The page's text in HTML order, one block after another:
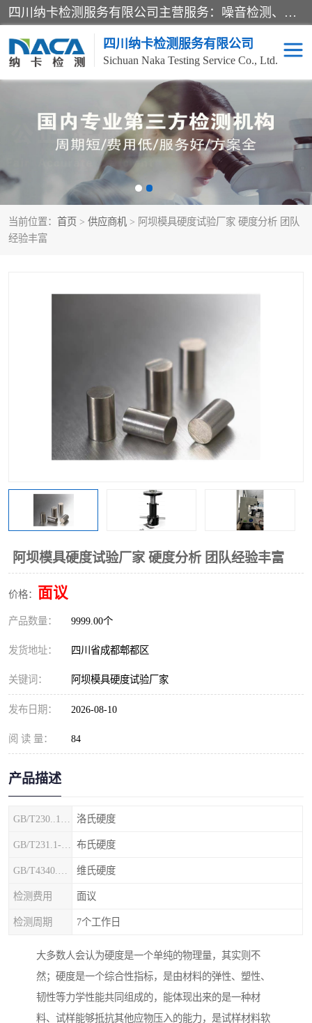
四川纳卡检测服务有限公司主营服务：噪音检测、灯光检测、防护网检测、磁性检测、无损检测、燃烧等级检测；本着严谨、规范的态度严格执行国家现行标准、规范及规程，奉行“科学公正、准确、持续改进、诚信服务”的企业价值和“科学、信誉、服务”的企业宗旨，竭诚为广大客户服务。
四川纳卡检测服务有限公司
Sichuan Naka Testing Service Co., Ltd.
当前位置： 首页 > 供应商机 > 阿坝模具硬度试验厂家 硬度分析 团队
经验丰富
阿坝模具硬度试验厂家 硬度分析 团队经验丰富
价格： 面议
产品数量： 9999.00个
发货地址： 四川省成都郫都区
关键词： 阿坝模具硬度试验厂家
发布日期： 2026-08-10
阅 读 量： 84
产品描述
洛氏硬度
布氏硬度
维氏硬度
检测费用 面议
检测周期 7个工作日
大多数人会认为硬度是一个单纯的物理量，其实则不
然；硬度是一个综合性指标，是由材料的弹性、塑性、
韧性等力学性能共同组成的，能体现出来的是一种材
料、试样能够抵抗其他应物压入的能力，是试样材料软
噪音检测 灯光检测
防护网检测 磁性检测
燃烧等级检测
可靠性检测 产品检测